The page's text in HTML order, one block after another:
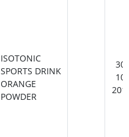
ISOTONIC
SPORTS DRINK
ORANGE
POWDER
30-
10-